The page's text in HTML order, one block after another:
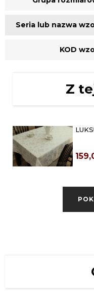
Seria lub nazwa
KOD
Z